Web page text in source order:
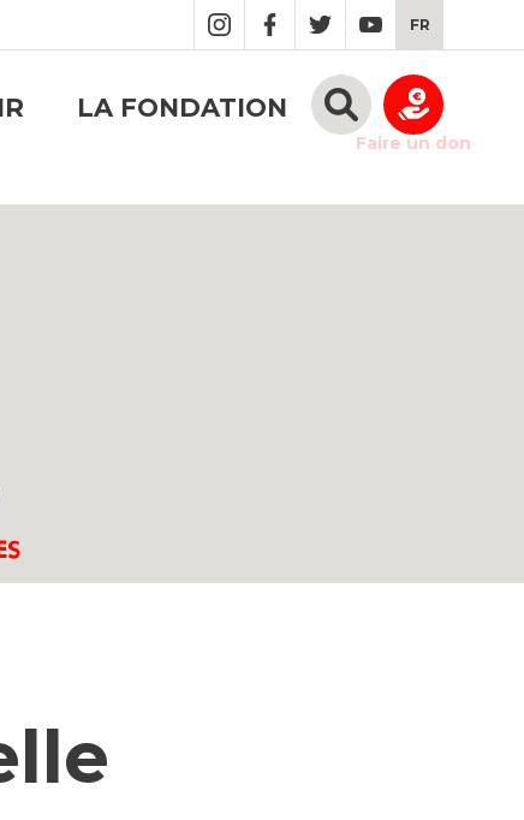
FR
LA FONDATION
Faire un don